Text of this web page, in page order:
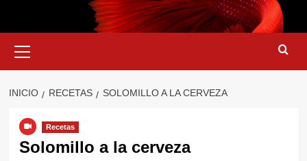
primario
INICIO RECETAS SOLOMILLO A LA CERVEZA
Recetas
Solomillo a la cerveza